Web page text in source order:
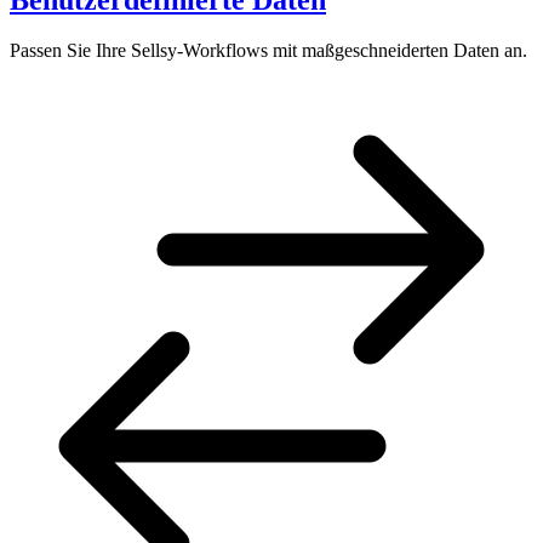
Passen Sie Ihre Sellsy-Workflows mit maßgeschneiderten Daten an.